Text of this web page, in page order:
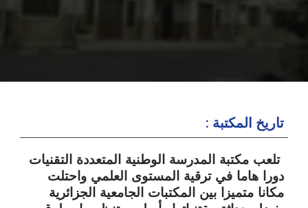
المدرسة
تاريخ المدرسة
كلمة ترحيب
الهيكل التنظيمي
الهندسة الاتوماتكية
الهندسة الالكترونية
الهندسة الكهربائية
التعاون
البرامج والمنح الدراسية
ERASMUS+
المنشورات
المجلات العلمية
البحث العلمي
تاريخ المكتبة :
تلعب مكتبة المدرسة الوطنية المتعددة التقنيات
دورا هاما في ترقية المستوى العلمي واحتلت
مكانا متميزا بين المكتبات الجامعية الجزائرية